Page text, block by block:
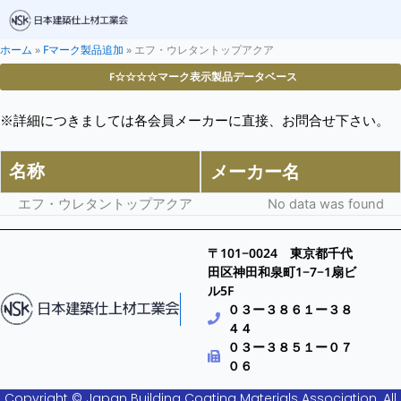
ホーム » Fマーク製品追加 » エフ・ウレタントップアクア
F☆☆☆☆マーク表示製品データベース
※詳細につきましては各会員メーカーに直接、お問合せ下さい。
名称 メーカー名
エフ・ウレタントップアクア No data was found
〒101−0024 東京都千代
田区神田和泉町1−7−1扇ビ
ル5F
０３ー３８６１ー３８
４４
０３ー３８５１ー０７
０６